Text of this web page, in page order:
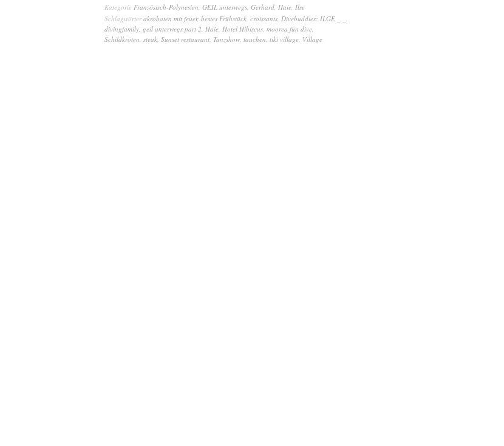
Kategorie Französisch-Polynesien, GEIL unterwegs, Gerhard, Haie, Ilse
Schlagwörterakrobaten mit feuer, bestes Frühstück, croissants, Divebuddies: ILGE _ _ ,
divingfamily, geil unterwegs part 2, Haie, Hotel Hibiscus, moorea fun dive,
Schildkröten, steak, Sunset restaurant, Tanzshow, tauchen, tiki village, Village